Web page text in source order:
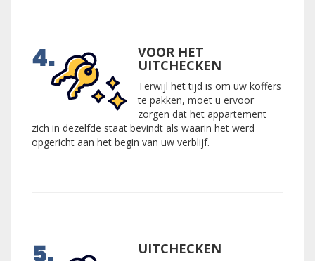
VOOR HET
UITCHECKEN
Terwijl het tijd is om uw koffers
te pakken, moet u ervoor
zorgen dat het appartement
zich in dezelfde staat bevindt als waarin het werd
opgericht aan het begin van uw verblijf.
UITCHECKEN